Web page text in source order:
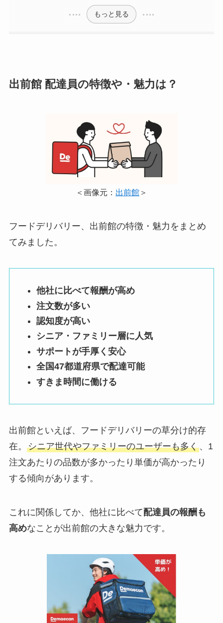
もっと見る
出前館 配達員の特徴や・魅力は？
＜画像元： 出前館 ＞
フードデリバリー、出前館の特徴・魅力をまとめ
てみました。
他社に比べて報酬が高め
注文数が多い
認知度が高い
シニア・ファミリー層に人気
サポートが手厚く安心
全国47都道府県で配達可能
すきま時間に働ける
出前館といえば、フードデリバリーの草分け的存
在。 シニア世代やファミリーのユーザーも多く、1
注文あたりの品数が多かったり単価が高かったり
する傾向があります。
これに関係してか、他社に比べて配達員の報酬も
高めなことが出前館の大きな魅力です。